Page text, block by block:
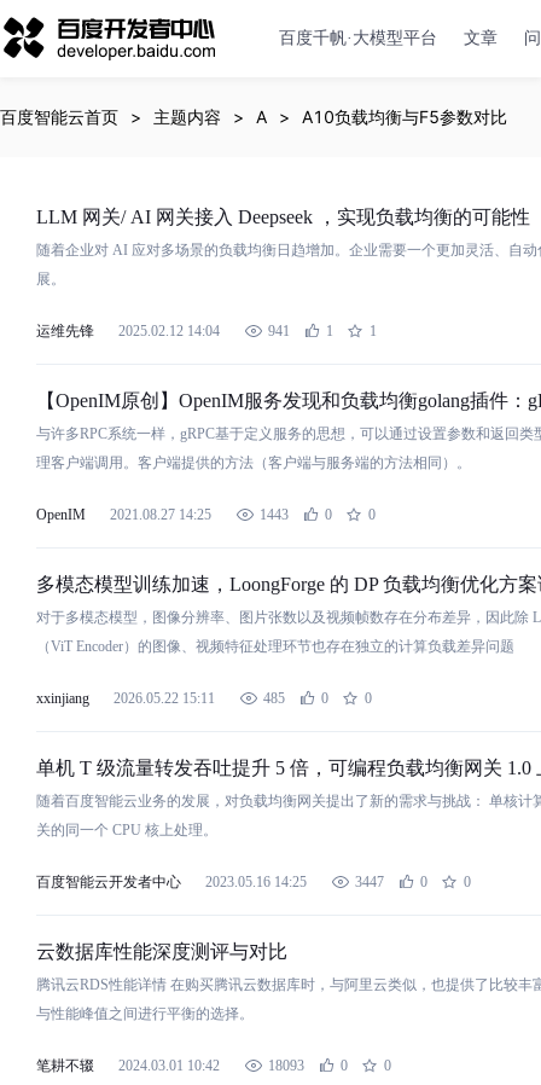
百度千帆·大模型平台 文章
百度智能云首页 主题内容 A A10负载均衡与F5参数对比
LLM 网关/ AI 网关接入 Deepseek ，实现负载均衡的可能性
随着企业对 AI 应对多场景的负载均衡日趋增加。企业需要一个更加灵活、自
展。
运维先锋 2025.02.12 14:04 941 1 1
【OpenIM原创】OpenIM服务发现和负载均衡golang插件：
与许多RPC系统一样，gRPC基于定义服务的思想，可以通过设置参数和返回类
理客户端调用。客户端提供的方法（客户端与服务端的方法相同）。
OpenIM 2021.08.27 14:25 1443 0 0
多模态模型训练加速，LoongForge 的 DP负载均衡优化方
对于多模态模型，图像分辨率、图片张数 以及视频帧数存在分布差异，因此除
（ViT Encoder）的图像、视频特征处理环节也存在独立的计算负载差异问题
xxinjiang 2026.05.22 15:11 485 0 0
单机 T 级流量转发吞吐提升 5 倍，可编程负载均衡网关 1.0
随着百度智能云业务的发展， 对负载均衡网关提出了新的需求与挑战： 单核计算能力受限。为了防止报文乱序，需要同一条业务流调度到同一个网
关的同一个 CPU 核上处理。
百度智能云开发者中心 2023.05.16 14:25 3447 0 0
云数据库性能深度测评与对比
腾讯云RDS性能详情 在购买腾讯云数据库时， 与阿里云类似，也提供了 比较丰
与性能峰值之间进行平衡的选择。
笔耕不辍 2024.03.01 10:42 18093 0 0